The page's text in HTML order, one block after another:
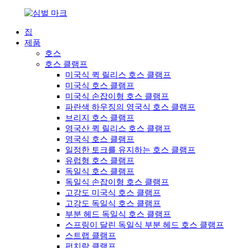
집
제품
호스
호스 클램프
미국식 퀵 릴리스 호스 클램프
미국식 호스 클램프
미국식 손잡이형 호스 클램프
파란색 하우징의 영국식 호스 클램프
브리지 호스 클램프
영국산 퀵 릴리스 호스 클램프
영국식 호스 클램프
일정한 토크를 유지하는 호스 클램프
유럽형 호스 클램프
독일식 호스 클램프
독일식 손잡이형 호스 클램프
고강도 미국식 호스 클램프
고강도 독일식 호스 클램프
부분 헤드 독일식 호스 클램프
스프링이 달린 독일식 부분 헤드 호스 클램프
스트랩 클램프
펀치락 클램프